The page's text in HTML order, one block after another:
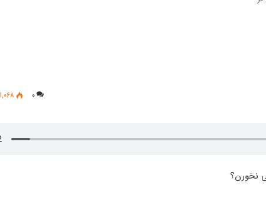
۰ 1,068
نخورن؟